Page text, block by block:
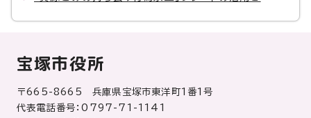
宝塚市役所
〒665-8665 兵庫県宝塚市東洋町1番1号
代表電話番号：0797-71-1141